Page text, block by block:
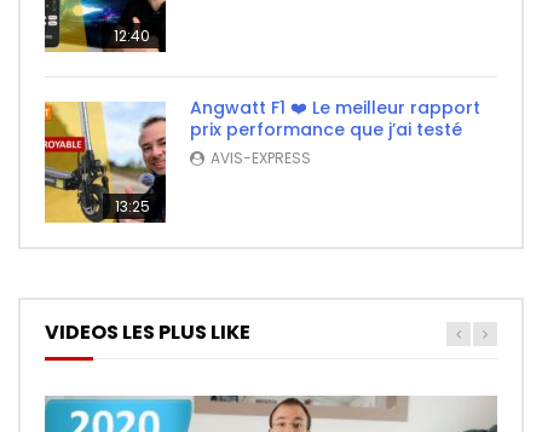
12:40
13:25
Angwatt F1 ❤️ Le meilleur rapport
prix performance que j’ai testé
AVIS-EXPRESS
VIDEOS LES PLUS LIKE